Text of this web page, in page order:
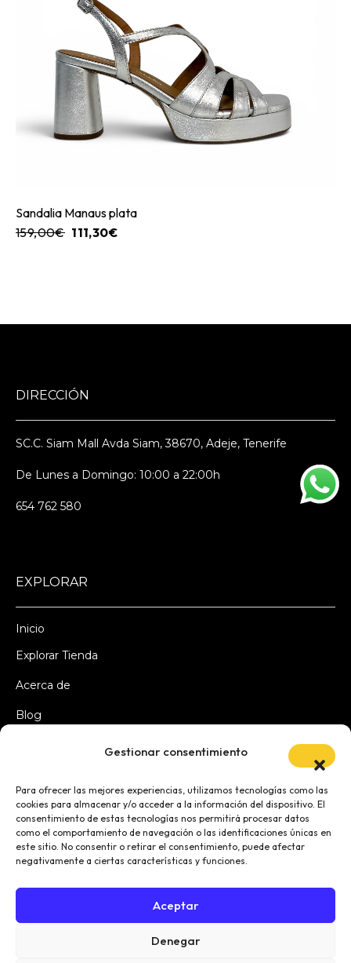
Gestionar consentimiento
Para ofrecer las mejores experiencias, utilizamos tecnologías como las
cookies para almacenar y/o acceder a la información del dispositivo. El
consentimiento de estas tecnologías nos permitirá procesar datos
como el comportamiento de navegación o las identificaciones únicas en
este sitio. No consentir o retirar el consentimiento, puede afectar
negativamente a ciertas características y funciones.
Aceptar
Denegar
Sandalia Manaus plata
159,00€ 111,30€
DIRECCIÓN
SC.C. Siam Mall Avda Siam, 38670, Adeje, Tenerife
De Lunes a Domingo: 10:00 a 22:00h
654 762 580
EXPLORAR
Inicio
Explorar Tienda
Acerca de
Blog
LEGAL
Política de Privacidad
Aviso Legal
Política de cookies (UE)